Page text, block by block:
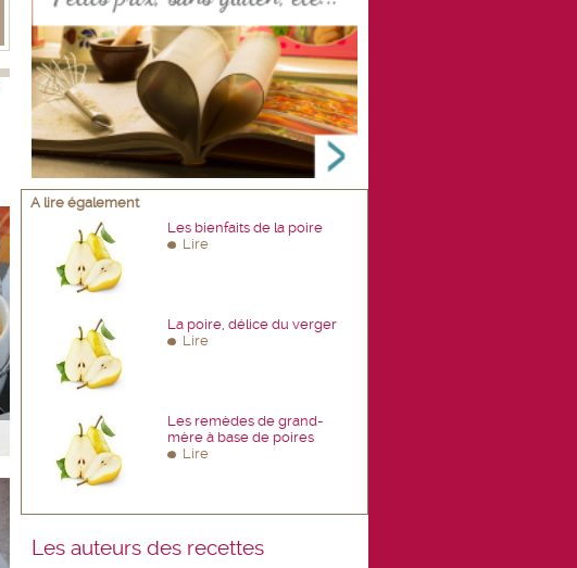
A lire également
Les bienfaits de la poire
Lire
La poire, délice du verger
Lire
Les remèdes de grand-
mère à base de poires
Lire
Les auteurs des recettes